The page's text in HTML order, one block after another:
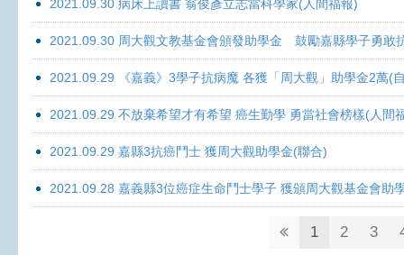
2021.09.30 病床上讀書 翁俊彥立志當科學家(人間福報)
2021.09.30 周大觀文教基金會頒發助學金 鼓勵嘉縣學子勇敢
2021.09.29 《嘉義》3學子抗病魔 各獲「周大觀」助學金2萬(
2021.09.29 不放棄希望才有希望 癌生勤學 勇當社會榜樣(人間
2021.09.29 嘉縣3抗癌鬥士 獲周大觀助學金(聯合)
2021.09.28 嘉義縣3位癌症生命鬥士學子 獲頒周大觀基金會助
1 2 3